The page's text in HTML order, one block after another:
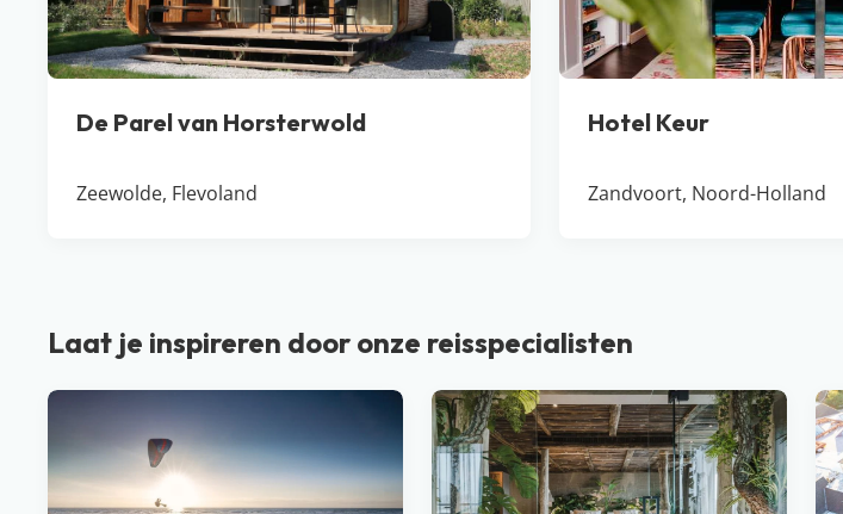
De Parel van Horsterwold
Zeewolde, Flevoland
Hotel Keur
Zandvoort, Noord-Holland
Laat je inspireren door onze reisspecialisten